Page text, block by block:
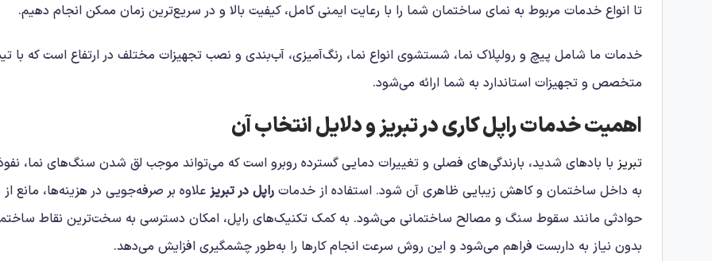
تا انواع خدمات مربوط به نمای ساختمان شما را با رعایت ایمنی کامل، کیفیت بالا و در سریع‌ترین زمان ممکن انجام دهیم.
خدمات ما شامل پیچ و رولپلاک نما، شستشوی انواع نما، رنگ‌آمیزی، آب‌بندی و نصب تجهیزات مختلف در ارتفاع است که با
متخصص و تجهیزات استاندارد به شما ارائه می‌شود.
اهمیت خدمات راپل کاری در تبریز و دلایل انتخاب آن
تبریز با بادهای شدید، بارندگی‌های فصلی و تغییرات دمایی گسترده روبرو است که می‌تواند موجب لق شدن سنگ‌های نما،
به داخل ساختمان و کاهش زیبایی ظاهری آن شود. استفاده از خدمات راپل در تبریز علاوه بر صرفه‌جویی در هزینه‌ها، مانع از
حوادثی مانند سقوط سنگ و مصالح ساختمانی می‌شود. به کمک تکنیک‌های راپل، امکان دسترسی به سخت‌ترین نقاط
بدون نیاز به داربست فراهم می‌شود و این روش سرعت انجام کارها را به‌طور چشمگیری افزایش می‌دهد.